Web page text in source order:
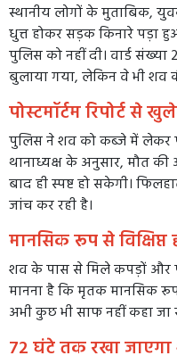
स्थानीय लोगों के मुताबिक,
धुत्त होकर सड़क किनारे पड़ा
पुलिस को नहीं दी। वार्ड संख्या
बुलाया गया, लेकिन वे भी शव
पोस्टमॉर्टम रिपोर्ट से
पुलिस ने शव को कब्जे में लेकर
थानाध्यक्ष के अनुसार, मौत की
बाद ही स्पष्ट हो सकेगी।
जांच कर रही है।
मानसिक रूप से
शव के पास से मिले कपड़ों और
मानना है कि मृतक मानसिक रूप
अभी कुछ भी साफ नहीं कहा जा
72 घंटे तक रखा